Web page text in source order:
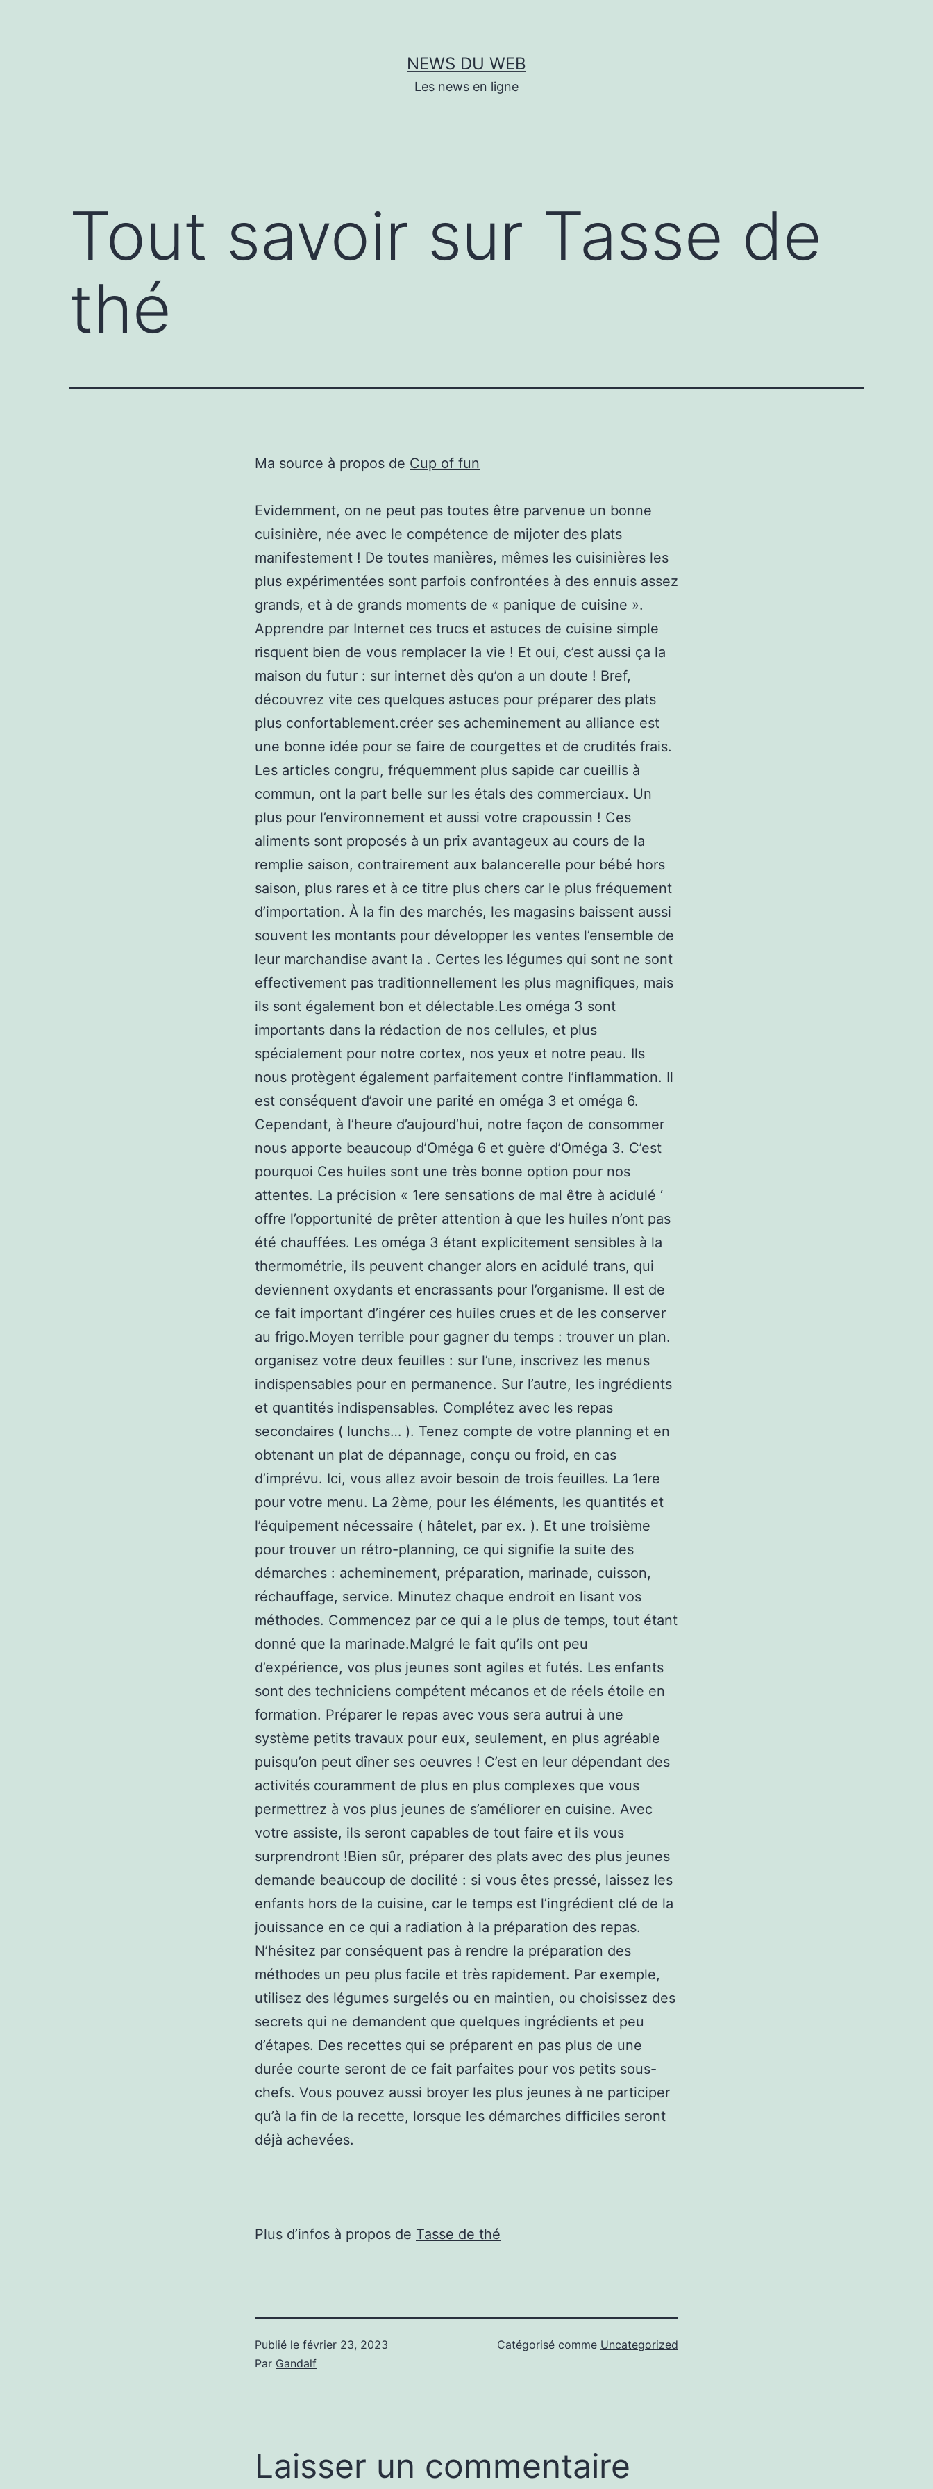
NEWS DU WEB
Les news en ligne
Tout savoir sur Tasse de
thé
Ma source à propos de Cup of fun
Evidemment, on ne peut pas toutes être parvenue un bonne
cuisinière, née avec le compétence de mijoter des plats
manifestement ! De toutes manières, mêmes les cuisinières les
plus expérimentées sont parfois confrontées à des ennuis assez
grands, et à de grands moments de « panique de cuisine ».
Apprendre par Internet ces trucs et astuces de cuisine simple
risquent bien de vous remplacer la vie ! Et oui, c’est aussi ça la
maison du futur : sur internet dès qu’on a un doute ! Bref,
découvrez vite ces quelques astuces pour préparer des plats
plus confortablement.créer ses acheminement au alliance est
une bonne idée pour se faire de courgettes et de crudités frais.
Les articles congru, fréquemment plus sapide car cueillis à
commun, ont la part belle sur les étals des commerciaux. Un
plus pour l’environnement et aussi votre crapoussin ! Ces
aliments sont proposés à un prix avantageux au cours de la
remplie saison, contrairement aux balancerelle pour bébé hors
saison, plus rares et à ce titre plus chers car le plus fréquement
d’importation. À la fin des marchés, les magasins baissent aussi
souvent les montants pour développer les ventes l’ensemble de
leur marchandise avant la . Certes les légumes qui sont ne sont
effectivement pas traditionnellement les plus magnifiques, mais
ils sont également bon et délectable.Les oméga 3 sont
importants dans la rédaction de nos cellules, et plus
spécialement pour notre cortex, nos yeux et notre peau. Ils
nous protègent également parfaitement contre l’inflammation. Il
est conséquent d’avoir une parité en oméga 3 et oméga 6.
Cependant, à l’heure d’aujourd’hui, notre façon de consommer
nous apporte beaucoup d’Oméga 6 et guère d’Oméga 3. C’est
pourquoi Ces huiles sont une très bonne option pour nos
attentes. La précision « 1ere sensations de mal être à acidulé ‘
offre l’opportunité de prêter attention à que les huiles n’ont pas
été chauffées. Les oméga 3 étant explicitement sensibles à la
thermométrie, ils peuvent changer alors en acidulé trans, qui
deviennent oxydants et encrassants pour l’organisme. Il est de
ce fait important d’ingérer ces huiles crues et de les conserver
au frigo.Moyen terrible pour gagner du temps : trouver un plan.
organisez votre deux feuilles : sur l’une, inscrivez les menus
indispensables pour en permanence. Sur l’autre, les ingrédients
et quantités indispensables. Complétez avec les repas
secondaires ( lunchs… ). Tenez compte de votre planning et en
obtenant un plat de dépannage, conçu ou froid, en cas
d’imprévu. Ici, vous allez avoir besoin de trois feuilles. La 1ere
pour votre menu. La 2ème, pour les éléments, les quantités et
l’équipement nécessaire ( hâtelet, par ex. ). Et une troisième
pour trouver un rétro-planning, ce qui signifie la suite des
démarches : acheminement, préparation, marinade, cuisson,
réchauffage, service. Minutez chaque endroit en lisant vos
méthodes. Commencez par ce qui a le plus de temps, tout étant
donné que la marinade.Malgré le fait qu’ils ont peu
d’expérience, vos plus jeunes sont agiles et futés. Les enfants
sont des techniciens compétent mécanos et de réels étoile en
formation. Préparer le repas avec vous sera autrui à une
système petits travaux pour eux, seulement, en plus agréable
puisqu’on peut dîner ses oeuvres ! C’est en leur dépendant des
activités couramment de plus en plus complexes que vous
permettrez à vos plus jeunes de s’améliorer en cuisine. Avec
votre assiste, ils seront capables de tout faire et ils vous
surprendront !Bien sûr, préparer des plats avec des plus jeunes
demande beaucoup de docilité : si vous êtes pressé, laissez les
enfants hors de la cuisine, car le temps est l’ingrédient clé de la
jouissance en ce qui a radiation à la préparation des repas.
N’hésitez par conséquent pas à rendre la préparation des
méthodes un peu plus facile et très rapidement. Par exemple,
utilisez des légumes surgelés ou en maintien, ou choisissez des
secrets qui ne demandent que quelques ingrédients et peu
d’étapes. Des recettes qui se préparent en pas plus de une
durée courte seront de ce fait parfaites pour vos petits sous-
chefs. Vous pouvez aussi broyer les plus jeunes à ne participer
qu’à la fin de la recette, lorsque les démarches difficiles seront
déjà achevées.
Plus d’infos à propos de Tasse de thé
Publié le février 23, 2023
Par Gandalf
Catégorisé comme Uncategorized
Laisser un commentaire